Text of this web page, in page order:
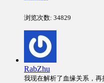
浏览次数: 34829
RabZhu
我现在解析了血缘关系，